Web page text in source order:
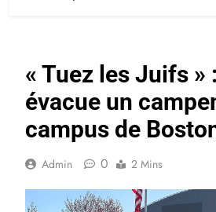
« Tuez les Juifs »
évacue un
campus de
Admin 0 2 Mins